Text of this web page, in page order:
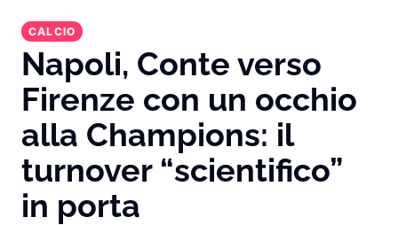
CALCIO
Napoli, Conte verso
Firenze con un occhio
alla Champions: il
turnover “scientifico”
in porta